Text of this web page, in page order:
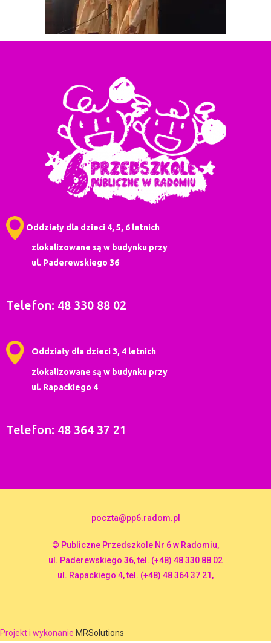
Oddziały dla dzieci 4, 5, 6 letnich
zlokalizowane są w budynku przy
ul. Paderewskiego 36
Telefon: 48 330 88 02
Oddziały dla dzieci 3, 4 letnich
zlokalizowane są w budynku przy
ul. Rapackiego 4
Telefon: 48 364 37 21
poczta@pp6.radom.pl
© Publiczne Przedszkole Nr 6 w Radomiu,
ul. Paderewskiego 36, tel. (+48) 48 330 88 02
ul. Rapackiego 4, tel. (+48) 48 364 37 21,
Projekt i wykonanie MRSolutions